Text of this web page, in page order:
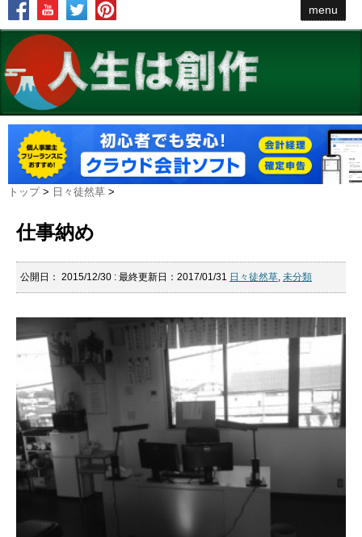
menu
トップ > 日々徒然草 >
仕事納め
公開日： 2015/12/30 : 最終更新日：2017/01/31 日々徒然草, 未分類